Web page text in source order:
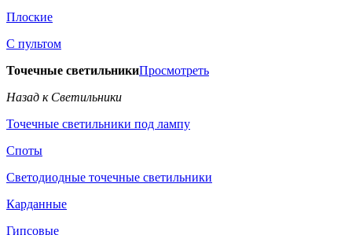
Плоские
С пультом
Точечные светильникиПросмотреть
Назад к Светильники
Точечные светильники под лампу
Споты
Светодиодные точечные светильники
Карданные
Гипсовые